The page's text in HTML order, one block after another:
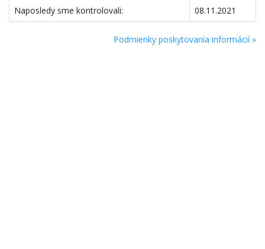
Naposledy sme kontrolovali:
08.11.2021
Podmienky poskytovania informácií »